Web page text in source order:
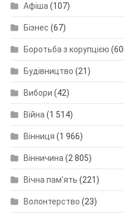
Афіша (107)
Бізнес (67)
Боротьба з корупцією
Будівництво (21)
Вибори (42)
Війна (1 514)
Вінниця (1 966)
Вінничина (2 805)
Вічна пам'ять (221)
Волонтерство (23)